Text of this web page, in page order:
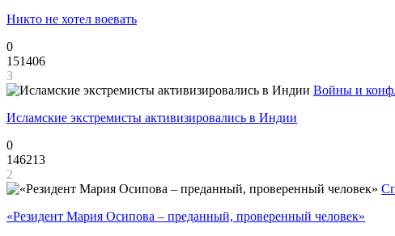
Никто не хотел воевать
0
151406
3
Войны и
Исламские экстремисты активизировались в Индии
0
146213
2
«Резидент Мария Осипова – преданный, проверенный человек»